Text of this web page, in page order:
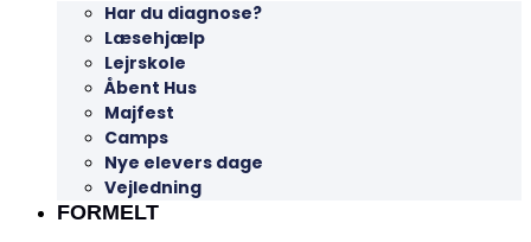
Har du diagnose?
Læsehjælp
Lejrskole
Åbent Hus
Majfest
Camps
Nye elevers dage
Vejledning
FORMELT